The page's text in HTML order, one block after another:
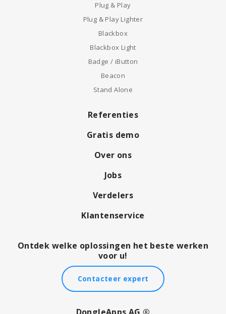
Plug & Play
Plug & Play Lighter
Blackbox
Blackbox Light
Badge / iButton
Beacon
Stand Alone
Referenties
Gratis demo
Over ons
Jobs
Verdelers
Klantenservice
Ontdek welke oplossingen het beste werken
voor u!
Contacteer expert